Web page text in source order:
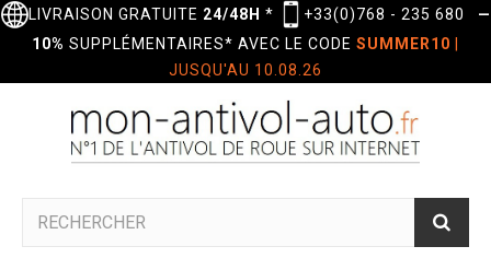
LIVRAISON GRATUITE 24/48H * +33(0)768 - 235 680
—
10% SUPPLÉMENTAIRES* AVEC LE CODE SUMMER10
JUSQU'AU 10.08.26